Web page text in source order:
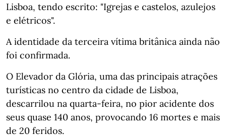
Lisboa, tendo escrito: "Igrejas e castelos, azulejos
e elétricos".
A identidade da terceira vítima britânica ainda não
foi confirmada.
O Elevador da Glória, uma das principais atrações
turísticas no centro da cidade de Lisboa,
descarrilou na quarta-feira, no pior acidente dos
seus quase 140 anos, provocando 16 mortes e mais
de 20 feridos.